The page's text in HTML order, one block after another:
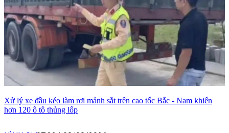
Xử lý xe đầu kéo làm rơi mảnh sắt trên cao tốc Bắc - Nam khiến
hơn 120 ô tô thủng lốp